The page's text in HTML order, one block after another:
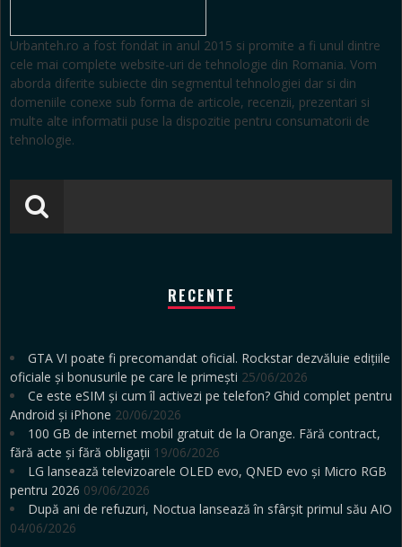
Urbanteh.ro a fost fondat in anul 2015 si promite a fi unul dintre
cele mai complete website-uri de tehnologie din Romania. Vom
aborda diferite subiecte din segmentul tehnologiei dar si din
domeniile conexe sub forma de articole, recenzii, prezentari si
multe alte informatii puse la dispozitie pentru consumatorii de
tehnologie.
RECENTE
GTA VI poate fi precomandat oficial. Rockstar dezvăluie edițiile
oficiale și bonusurile pe care le primești 25/06/2026
Ce este eSIM și cum îl activezi pe telefon? Ghid complet pentru
Android și iPhone 20/06/2026
100 GB de internet mobil gratuit de la Orange. Fără contract,
fără acte și fără obligații 19/06/2026
LG lansează televizoarele OLED evo, QNED evo și Micro RGB
pentru 2026 09/06/2026
După ani de refuzuri, Noctua lansează în sfârșit primul său AIO
04/06/2026